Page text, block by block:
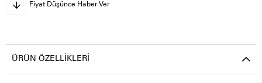
Fiyat Düşünce Haber Ver
ÜRÜN ÖZELLIKLERI